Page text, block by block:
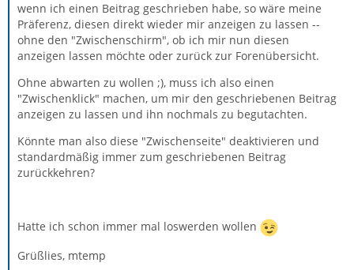
wenn ich einen Beitrag geschrieben habe, so wäre meine
Präferenz, diesen direkt wieder mir anzeigen zu lassen --
ohne den "Zwischenschirm", ob ich mir nun diesen
anzeigen lassen möchte oder zurück zur Forenübersicht.
Ohne abwarten zu wollen ;), muss ich also einen
"Zwischenklick" machen, um mir den geschriebenen Beitrag
anzeigen zu lassen und ihn nochmals zu begutachten.
Könnte man also diese "Zwischenseite" deaktivieren und
standardmäßig immer zum geschriebenen Beitrag
zurückkehren?
Hatte ich schon immer mal loswerden wollen
Grüßlies, mtemp